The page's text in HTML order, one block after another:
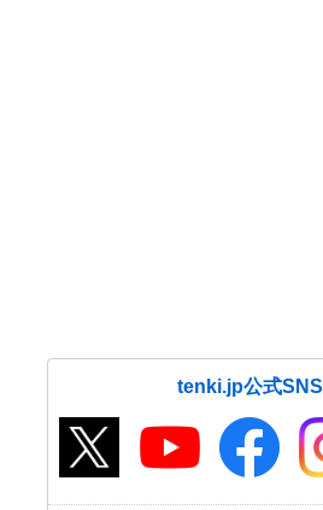
tenki.jp公式SNS